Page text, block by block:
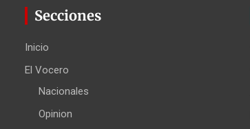
Secciones
Inicio
El Vocero
Nacionales
Opinion